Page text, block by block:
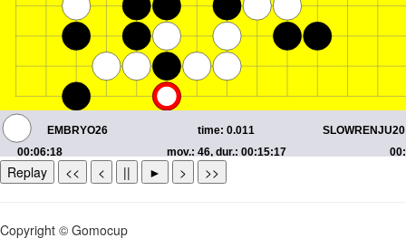
Replay << < || ► > >>
Copyright © Gomocup